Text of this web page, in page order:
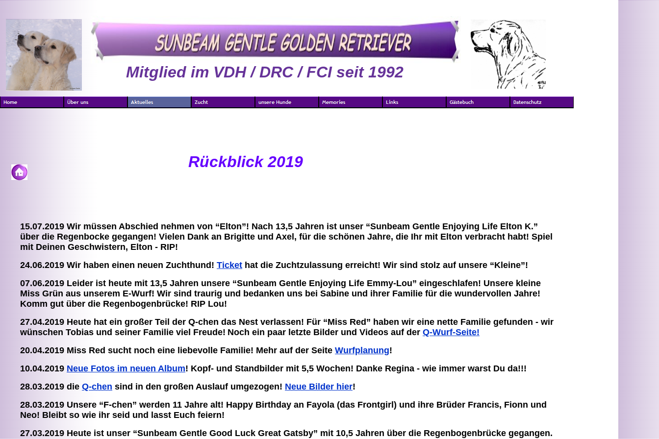
Mitglied im VDH / DRC / FCI seit 1992
Rückblick 2019
15.07.2019 Wir müssen Abschied nehmen von “Elton”! Nach 13,5 Jahren ist unser “Sunbeam Gentle Enjoying Life Elton K.”
über die Regenbocke gegangen! Vielen Dank an Brigitte und Axel, für die schönen Jahre, die Ihr mit Elton verbracht habt! Spiel
mit Deinen Geschwistern, Elton - RIP!
24.06.2019 Wir haben einen neuen Zuchthund! Ticket hat die Zuchtzulassung erreicht! Wir sind stolz auf unsere “Kleine”!
07.06.2019 Leider ist heute mit 13,5 Jahren unsere “Sunbeam Gentle Enjoying Life Emmy-Lou” eingeschlafen! Unsere kleine
Miss Grün aus unserem E-Wurf! Wir sind traurig und bedanken uns bei Sabine und ihrer Familie für die wundervollen Jahre!
Komm gut über die Regenbogenbrücke! RIP Lou!
27.04.2019 Heute hat ein großer Teil der Q-chen das Nest verlassen! Für “Miss Red” haben wir eine nette Familie gefunden - wir
wünschen Tobias und seiner Familie viel Freude! Noch ein paar letzte Bilder und Videos auf der Q-Wurf-Seite!
20.04.2019 Miss Red sucht noch eine liebevolle Familie! Mehr auf der Seite Wurfplanung!
10.04.2019Neue Fotos im neuen Album! Kopf- und Standbilder mit 5,5 Wochen! Danke Regina - wie immer warst Du da!!!
28.03.2019 die Q-chen sind in den großen Auslauf umgezogen! Neue Bilder hier!
28.03.2019 Unsere “F-chen” werden 11 Jahre alt! Happy Birthday an Fayola (das Frontgirl) und ihre Brüder Francis, Fionn und
Neo! Bleibt so wie ihr seid und lasst Euch feiern!
27.03.2019 Heute ist unser “Sunbeam Gentle Good Luck Great Gatsby” mit 10,5 Jahren über die Regenbogenbrücke gegangen.